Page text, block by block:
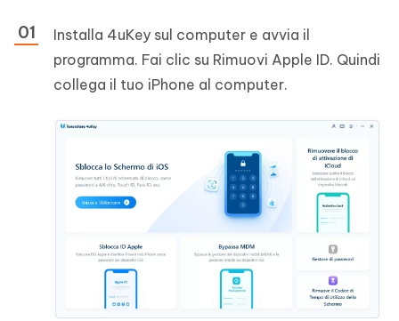
Installa 4uKey sul computer e avvia il
programma. Fai clic su Rimuovi Apple ID. Quindi
collega il tuo iPhone al computer.